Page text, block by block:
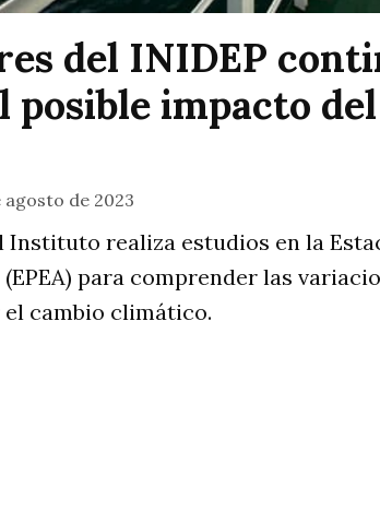
del INIDEP
posible impacto
agosto de 2023
Instituto realiza estudios en la
para comprender las
cambio climático.